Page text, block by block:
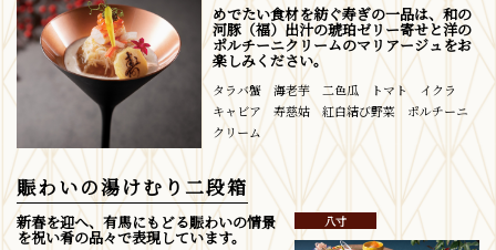
めでたい食材を紡ぐ寿ぎの一品は、和の
河豚（福）出汁の琥珀ゼリー寄せと洋の
ポルチーニクリームのマリアージュをお
楽しみください。
タラバ蟹 海老芋 二色瓜 トマト イクラ
キャビア 寿慈姑 紅白結び野菜 ポルチーニ
クリーム
八寸
賑わいの湯けむり二段箱
新春を迎へ、有馬にもどる賑わいの情景
を祝い肴の品々で表現しています。